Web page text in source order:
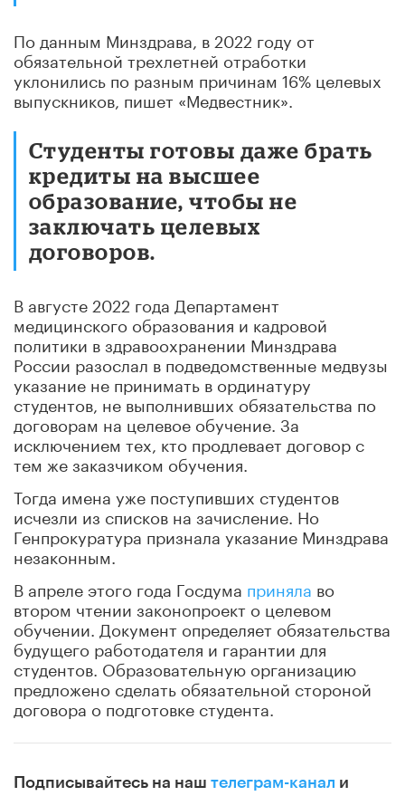
По данным Минздрава, в 2022 году от
обязательной трехлетней отработки
уклонились по разным причинам 16% целевых
выпускников, пишет «Медвестник».
Студенты готовы даже брать
кредиты на высшее
образование, чтобы не
заключать целевых
договоров.
В августе 2022 года Департамент
медицинского образования и кадровой
политики в здравоохранении Минздрава
России разослал в подведомственные медвузы
указание не принимать в ординатуру
студентов, не выполнивших обязательства по
договорам на целевое обучение. За
исключением тех, кто продлевает договор с
тем же заказчиком обучения.
Тогда имена уже поступивших студентов
исчезли из списков на зачисление. Но
Генпрокуратура признала указание Минздрава
незаконным.
В апреле этого года Госдума приняла во
втором чтении законопроект о целевом
обучении. Документ определяет обязательства
будущего работодателя и гарантии для
студентов. Образовательную организацию
предложено сделать обязательной стороной
договора о подготовке студента.
Подписывайтесь на наш телеграм-канал и